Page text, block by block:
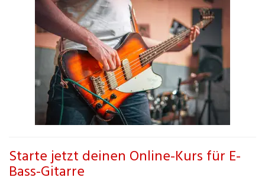
Starte jetzt deinen Online-Kurs für E-
Bass-Gitarre